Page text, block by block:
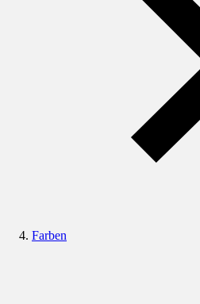
Farben